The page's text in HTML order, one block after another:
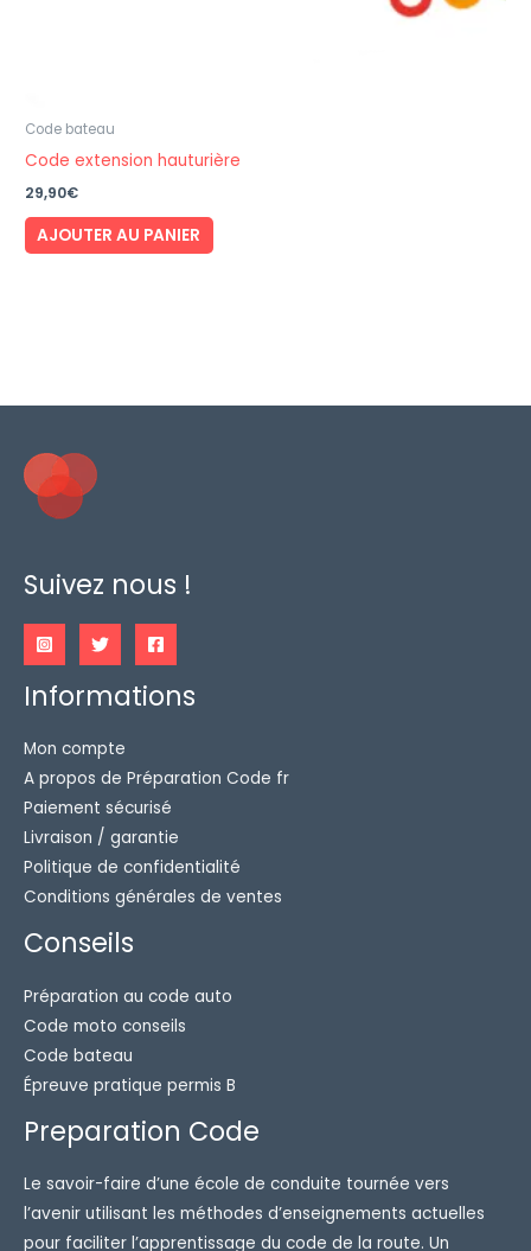
Code bateau
Code extension hauturière
29,90€
AJOUTER AU PANIER
Suivez nous !
Informations
Mon compte
A propos de Préparation Code fr
Paiement sécurisé
Livraison / garantie
Politique de confidentialité
Conditions générales de ventes
Conseils
Préparation au code auto
Code moto conseils
Code bateau
Épreuve pratique permis B
Preparation Code
Le savoir-faire d’une école de conduite tournée vers
l’avenir utilisant les méthodes d’enseignements actuelles
pour faciliter l’apprentissage du code de la route. Un